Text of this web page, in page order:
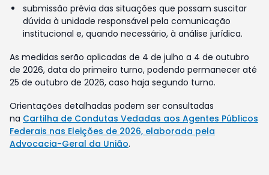
submissão prévia das situações que possam suscitar
dúvida à unidade responsável pela comunicação
institucional e, quando necessário, à análise jurídica.
As medidas serão aplicadas de 4 de julho a 4 de outubro
de 2026, data do primeiro turno, podendo permanecer até
25 de outubro de 2026, caso haja segundo turno.
Orientações detalhadas podem ser consultadas
na Cartilha de Condutas Vedadas aos Agentes Públicos
Federais nas Eleições de 2026, elaborada pela
Advocacia-Geral da União.